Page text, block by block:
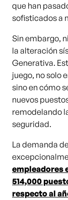
que han
sofisticados a
Sin embargo,
la alteración
Generativa.
juego, no solo
sino en cómo
nuevos
remodelando
seguridad.
La demanda
empleadores
514,000
respecto al